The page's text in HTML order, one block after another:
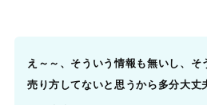
え～～、そういう情報も無いし、そ
売り方してないと思うから多分大丈